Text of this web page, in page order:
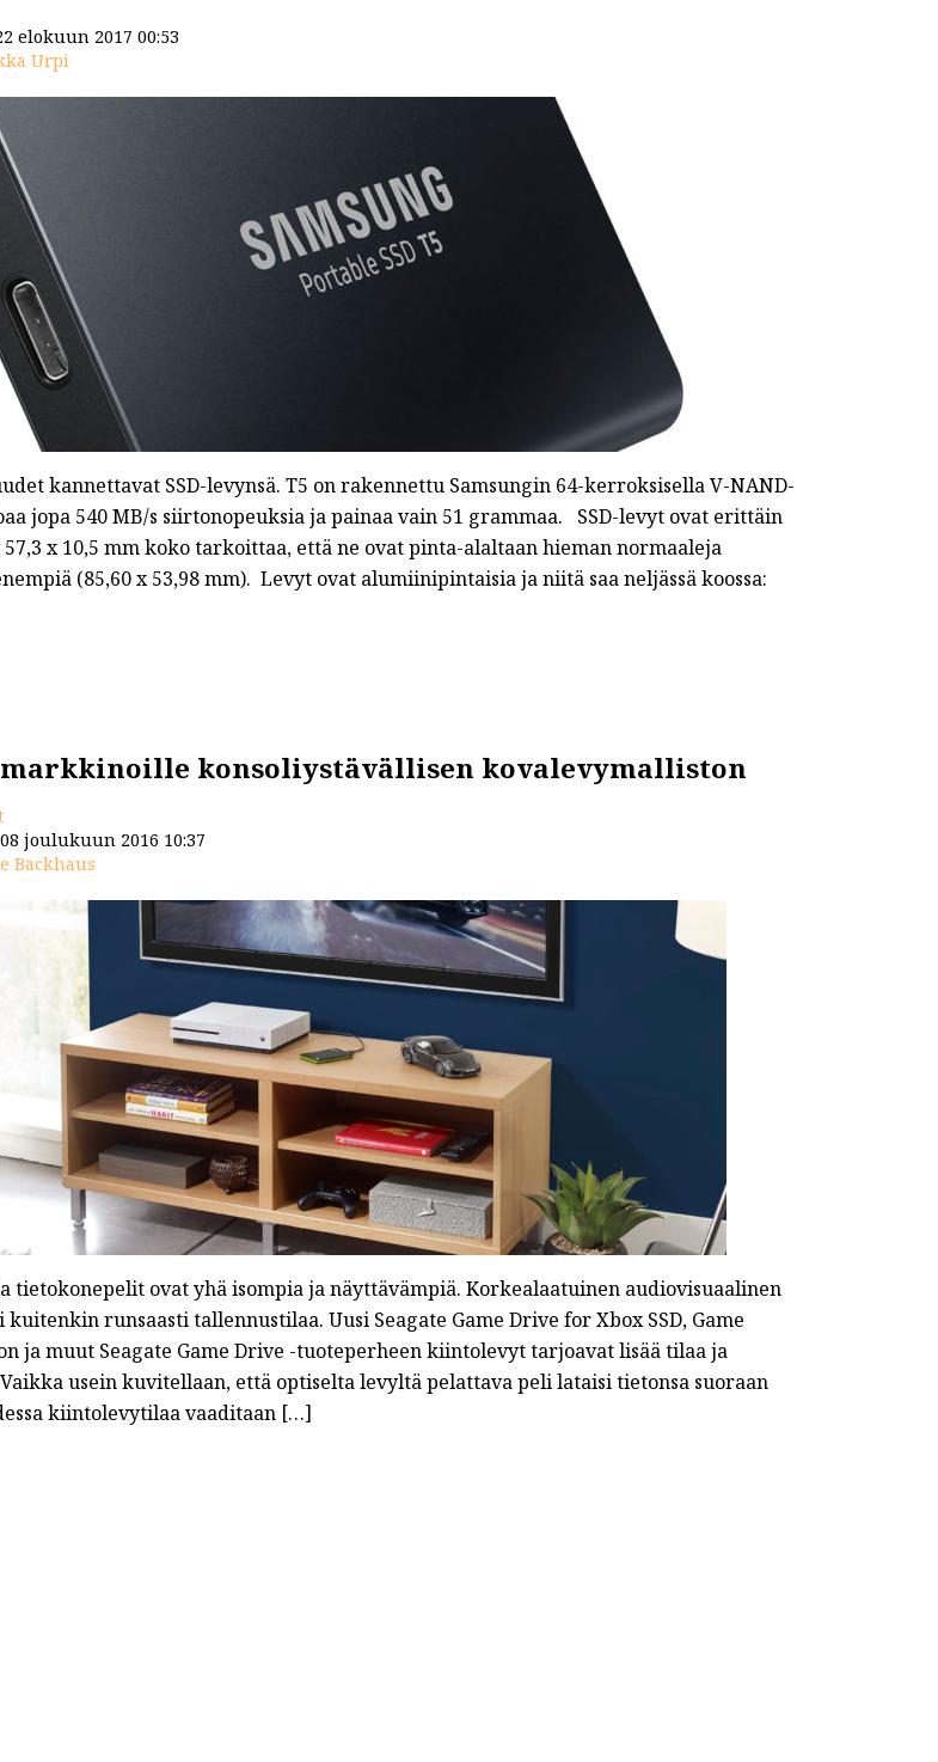
elokuun 2017 00:53
Urpi
kannettavat SSD-levynsä. T5 on rakennettu Samsungin 64-kerroksisella V-NAND-
jopa 540 MB/s siirtonopeuksia ja painaa vain 51 grammaa. SSD-levyt ovat erittäin
x 10,5 mm koko tarkoittaa, että ne ovat pinta-alaltaan hieman normaaleja
(85,60 x 53,98 mm). Levyt ovat alumiinipintaisia ja niitä saa neljässä koossa:
markkinoille konsoliystävällisen kovalevymalliston
joulukuun 2016 10:37
Backhaus
tietokonepelit ovat yhä isompia ja näyttävämpiä. Korkealaatuinen audiovisuaalinen
runsaasti tallennustilaa. Uusi Seagate Game Drive for Xbox SSD, Game
ja muut Seagate Game Drive -tuoteperheen kiintolevyt tarjoavat lisää tilaa ja
usein kuvitellaan, että optiselta levyltä pelattava peli lataisi tietonsa suoraan
kiintolevytilaa vaaditaan […]